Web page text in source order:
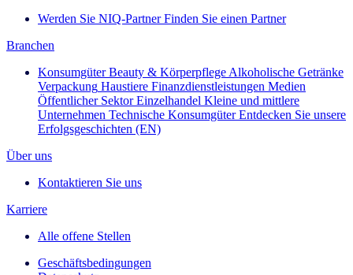
Werden Sie NIQ-Partner Finden Sie einen Partner
Branchen
Konsumgüter Beauty & Körperpflege Alkoholische Getränke
Verpackung Haustiere Finanzdienstleistungen Medien
Öffentlicher Sektor Einzelhandel Kleine und mittlere
Unternehmen Technische Konsumgüter Entdecken Sie unsere
Erfolgsgeschichten (EN)
Über uns
Kontaktieren Sie uns
Karriere
Alle offene Stellen
Geschäftsbedingungen